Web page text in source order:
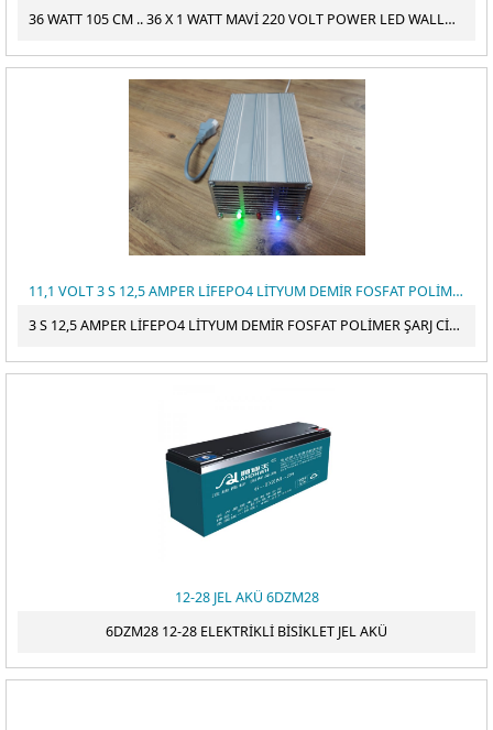
36 WATT 105 CM .. 36 X 1 WATT MAVİ 220 VOLT POWER LED WALLWASHER DUVAR BOYAMA
11,1 VOLT 3 S 12,5 AMPER LİFEPO4 LİTYUM DEMİR FOSFAT POLİMER ŞARJ CİHAZI
3 S 12,5 AMPER LİFEPO4 LİTYUM DEMİR FOSFAT POLİMER ŞARJ CİHAZI
12-28 JEL AKÜ 6DZM28
6DZM28 12-28 ELEKTRİKLİ BİSİKLET JEL AKÜ